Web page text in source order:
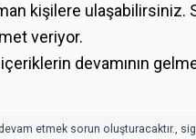
kişilere ulaşabilirsiniz.
veriyor.
devamının
etmek sorun oluşturacaktır.